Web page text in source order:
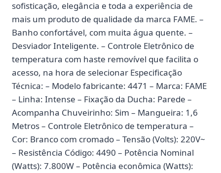
sofisticação, elegância e toda a experiência de
mais um produto de qualidade da marca FAME. –
Banho confortável, com muita água quente. –
Desviador Inteligente. – Controle Eletrônico de
temperatura com haste removível que facilita o
acesso, na hora de selecionar Especificação
Técnica: – Modelo fabricante: 4471 – Marca: FAME
– Linha: Intense – Fixação da Ducha: Parede –
Acompanha Chuveirinho: Sim – Mangueira: 1,6
Metros – Controle Eletrônico de temperatura –
Cor: Branco com cromado – Tensão (Volts): 220V~
– Resistência Código: 4490 – Potência Nominal
(Watts): 7.800W – Potência econômica (Watts):